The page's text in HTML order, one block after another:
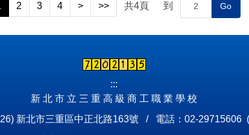
2 3 4 > >> 共4頁 到 Go
:::
新 北 市 立 三 重 高 級 商 工 職 業 學 校
新北市三重區中正北路163號 / 電話：02-29715606 (